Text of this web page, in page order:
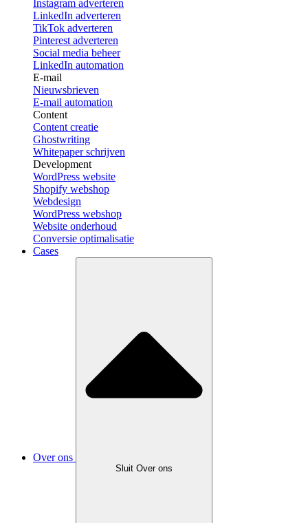
Instagram adverteren
LinkedIn adverteren
TikTok adverteren
Pinterest adverteren
Social media beheer
LinkedIn automation
E-mail
Nieuwsbrieven
E-mail automation
Content
Content creatie
Ghostwriting
Whitepaper schrijven
Development
WordPress website
Shopify webshop
Webdesign
WordPress webshop
Website onderhoud
Conversie optimalisatie
Cases
Over ons
Sluit Over ons